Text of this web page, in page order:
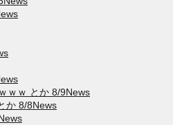
ｗｗ とか 8/9News
か 8/8News